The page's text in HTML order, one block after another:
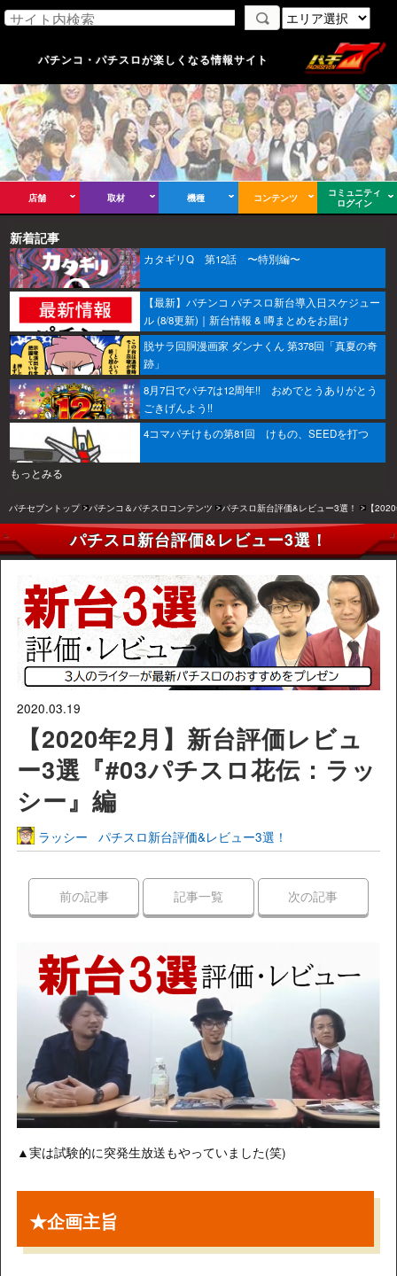
パチンコ・パチスロが楽しくなる情報サイト
店舗 取材 機種 コンテンツ
コミュニティ
ログイン
新着記事
カタギリQ 第12話 〜特別編〜
【最新】パチンコ パチスロ新台導入日スケジュー
ル (8/8更新)｜新台情報 & 噂まとめをお届け
脱サラ回胴漫画家 ダンナくん 第378回「真夏の奇
跡」
8月7日でパチ7は12周年!! おめでとうありがとう
ごきげんよう!!
4コマパチけもの第81回 けもの、SEEDを打つ
もっとみる
パチセブントップ パチンコ＆パチスロコンテンツ パチスロ新台評価&レビュー3選！ 【
パチスロ新台評価&レビュー3選！
2020.03.19
【2020年2月】新台評価レビュ
ー3選『#03パチスロ花伝：ラッ
シー』編
ラッシー パチスロ新台評価&レビュー3選！
前の記事 記事一覧 次の記事
▲実は試験的に突発生放送もやっていました(笑)
★企画主旨